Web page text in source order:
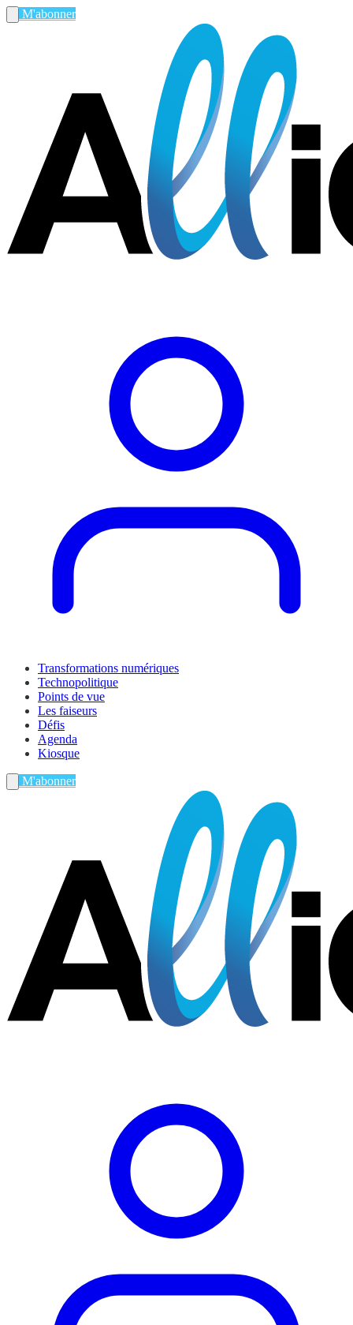
M'abonner
Transformations numériques
Technopolitique
Points de vue
Les faiseurs
Défis
Agenda
Kiosque
M'abonner